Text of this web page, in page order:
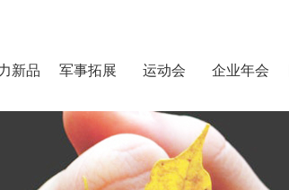
新品 军事拓展 运动会 企业年会